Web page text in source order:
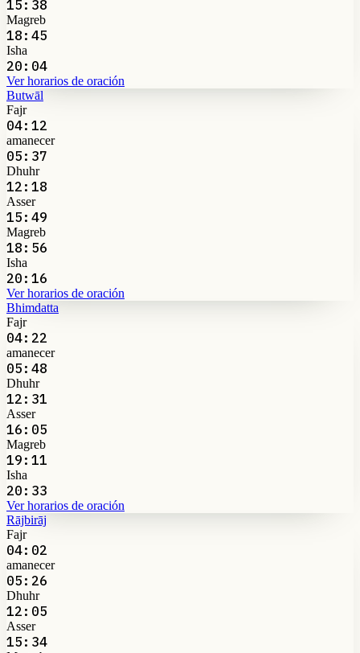
15:38
Magreb
18:45
Isha
20:04
Ver horarios de oración
Butwāl
Fajr
04:12
amanecer
05:37
Dhuhr
12:18
Asser
15:49
Magreb
18:56
Isha
20:16
Ver horarios de oración
Bhimdatta
Fajr
04:22
amanecer
05:48
Dhuhr
12:31
Asser
16:05
Magreb
19:11
Isha
20:33
Ver horarios de oración
Rājbirāj
Fajr
04:02
amanecer
05:26
Dhuhr
12:05
Asser
15:34